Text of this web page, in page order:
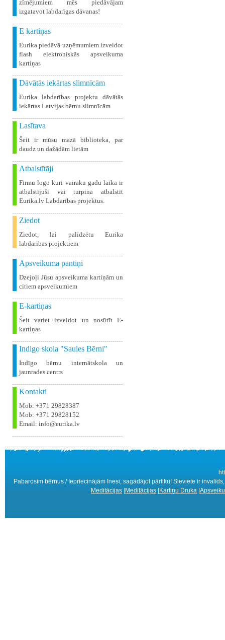
zīmējumiem mēs piedāvājam
izgatavot labdarīgas dāvanas!
E kartiņas
Eurika piedāvā uzņēmumiem izveidot
flash elektroniskās apsveikuma
kartiņas
Dāvātās iekārtas slimnīcām
Eurika labdarības projektu dāvātās
iekārtas Latvijas bērnu slimnīcām
Lasītava
Šeit ir mūsu mazā biblioteka, par
daudz un dažādām lietām
Atbalstītāji
Firmu logo kuri vairāku gadu laikā ir
atbalstījuši vai turpina atbalstīt
Eurika.lv Labdarības projektus.
Ziedot
Ziedot, lai palīdzētu Eurika
labdarības projektiem
Apsveikuma pantiņi
Dzejoļi Jūsu apsveikuma kartiņām un
citiem apsveikumiem
E-kartiņas
Šeit variet izveidot un nosūtīt E-
kartiņas
Indigo skola "Saules Bērni"
Indīgo bērnu internātskola un
jaunrades centrs
Kontakti
Mob: +371 29828387
Mob: +371 29828152
Email: info@eurika.lv
Pabarosim bērnus / Iepriecinājām Inesi, sagādājot pārtiku! Sieviete ir
Meditācijas Meditācijas Kartiņu Druka